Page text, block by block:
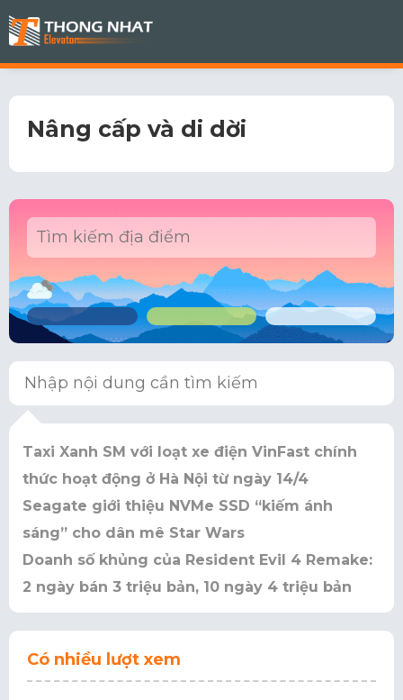
Nâng cấp và di dời
Taxi Xanh SM với loạt xe điện VinFast chính
thức hoạt động ở Hà Nội từ ngày 14/4
Seagate giới thiệu NVMe SSD “kiếm ánh
sáng” cho dân mê Star Wars
Doanh số khủng của Resident Evil 4 Remake:
2 ngày bán 3 triệu bản, 10 ngày 4 triệu bản
Có nhiều lượt xem